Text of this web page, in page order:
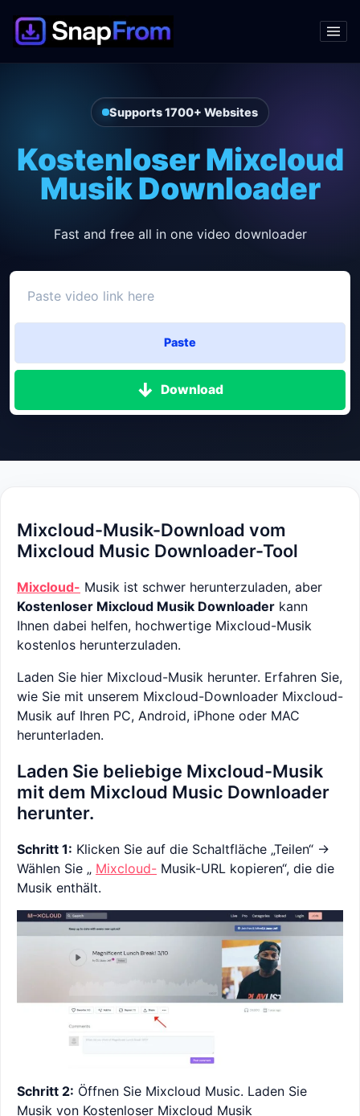
Supports 1700+ Websites
Kostenloser Mixcloud
Musik Downloader
Fast and free all in one video downloader
Paste
Download
Mixcloud-Musik-Download vom
Mixcloud Music Downloader-Tool
Mixcloud- Musik ist schwer herunterzuladen, aber
Kostenloser Mixcloud Musik Downloader kann
Ihnen dabei helfen, hochwertige Mixcloud-Musik
kostenlos herunterzuladen.
Laden Sie hier Mixcloud-Musik herunter. Erfahren Sie,
wie Sie mit unserem Mixcloud-Downloader Mixcloud-
Musik auf Ihren PC, Android, iPhone oder MAC
herunterladen.
Laden Sie beliebige Mixcloud-Musik
mit dem Mixcloud Music Downloader
herunter.
Schritt 1: Klicken Sie auf die Schaltfläche „Teilen“ ->
Wählen Sie „ Mixcloud- Musik-URL kopieren“, die die
Musik enthält.
Schritt 2: Öffnen Sie Mixcloud Music. Laden Sie
Musik von Kostenloser Mixcloud Musik